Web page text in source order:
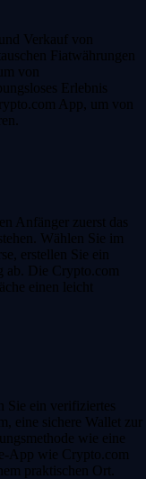
Verkauf von
Fiatwährungen
von
Erlebnis
App, um von
Anfänger zuerst das
Wählen Sie im
erstellen Sie ein
ab. Die Crypto.com
einen leicht
Sie ein verifiziertes
eine sichere Wallet zur
wie eine
App wie Crypto.com
praktischen Ort.